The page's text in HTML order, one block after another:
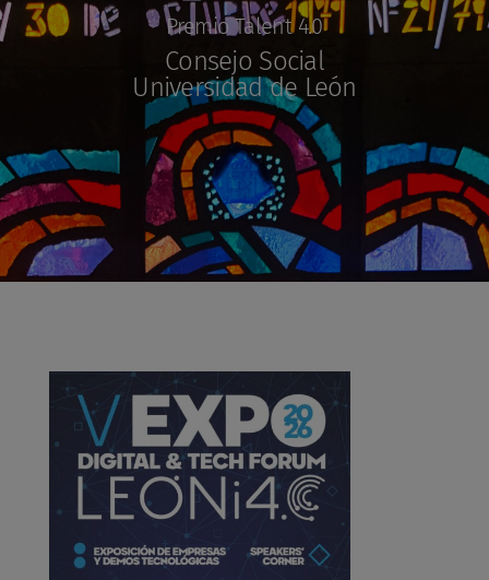
Premio Talent 4.0
Consejo Social
Universidad de León